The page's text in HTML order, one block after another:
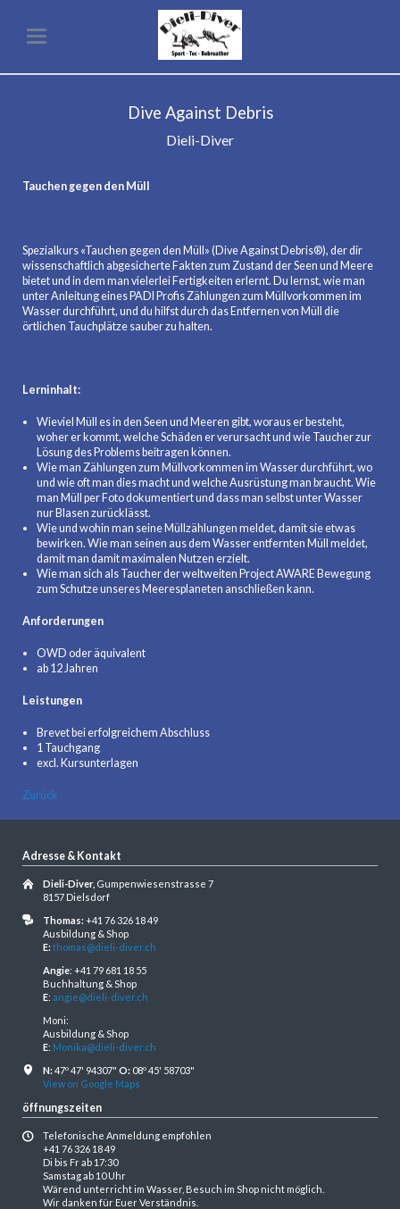
Dive Against Debris
Dieli-Diver
Tauchen gegen den Müll
Spezialkurs «Tauchen gegen den Müll» (Dive Against Debris®), der dir
wissenschaftlich abgesicherte Fakten zum Zustand der Seen und Meere
bietet und in dem man vielerlei Fertigkeiten erlernt. Du lernst, wie man
unter Anleitung eines PADI Profis Zählungen zum Müllvorkommen im
Wasser durchführt, und du hilfst durch das Entfernen von Müll die
örtlichen Tauchplätze sauber zu halten.
Lerninhalt:
Wieviel Müll es in den Seen und Meeren gibt, woraus er besteht,
woher er kommt, welche Schäden er verursacht und wie Taucher zur
Lösung des Problems beitragen können.
Wie man Zählungen zum Müllvorkommen im Wasser durchführt, wo
und wie oft man dies macht und welche Ausrüstung man braucht. Wie
man Müll per Foto dokumentiert und dass man selbst unter Wasser
nur Blasen zurücklässt.
Wie und wohin man seine Müllzählungen meldet, damit sie etwas
bewirken. Wie man seinen aus dem Wasser entfernten Müll meldet,
damit man damit maximalen Nutzen erzielt.
Wie man sich als Taucher der weltweiten Project AWARE Bewegung
zum Schutze unseres Meeresplaneten anschließen kann.
Anforderungen
OWD oder äquivalent
ab 12 Jahren
Leistungen
Brevet bei erfolgreichem Abschluss
1 Tauchgang
excl. Kursunterlagen
Zurück
Adresse & Kontakt
Dieli-Diver, Gumpenwiesenstrasse 7
8157 Dielsdorf
Thomas:+41 76 326 18 49
Ausbildung & Shop
E:thomas@dieli-diver.ch
Angie: +41 79 681 18 55
Buchhaltung & Shop
E: angie@dieli-diver.ch
Moni:
Ausbildung & Shop
E: Monika@dieli-diver.ch
N:47º 47' 94307" O:08º 45' 58703"
View on Google Maps
öffnungszeiten
Telefonische Anmeldung empfohlen
+41 76 326 18 49
Di bis Fr ab 17:30
Samstag ab 10 Uhr
Wärend unterricht im Wasser, Besuch im Shop nicht möglich.
Wir danken für Euer Verständnis.